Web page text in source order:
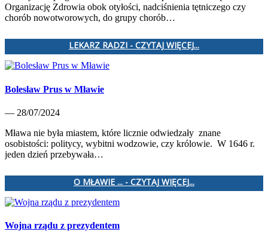
Organizację Zdrowia obok otyłości, nadciśnienia tętniczego czy
chorób nowotworowych, do grupy chorób…
LEKARZ RADZI - CZYTAJ WIĘCEJ...
Bolesław Prus w Mławie
— 28/07/2024
Mława nie była miastem, które licznie odwiedzały znane
osobistości: politycy, wybitni wodzowie, czy królowie. W 1646 r.
jeden dzień przebywała…
O MŁAWIE ... - CZYTAJ WIĘCEJ...
Wojna rządu z prezydentem